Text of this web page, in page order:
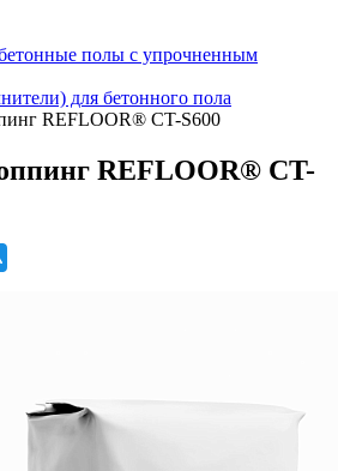
полы с упрочненным
для бетонного пола
REFLOOR® CT-S600
REFLOOR® CT-